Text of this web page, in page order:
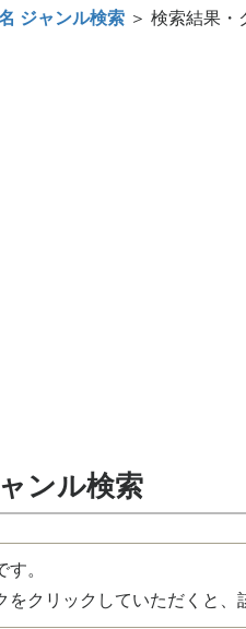
ジャンル検索 ＞ 検索結果
ンル検索
。
をクリックしていただくと